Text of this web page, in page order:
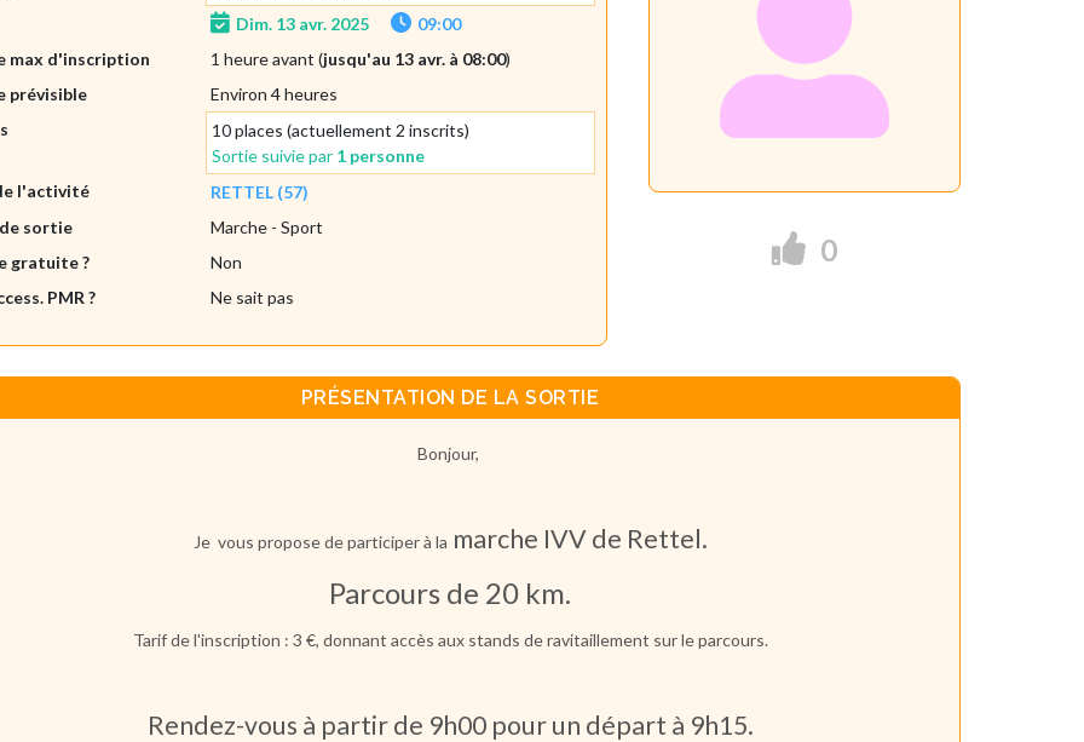
Dim. 13 avr. 2025
09:00
max d'inscription
1 heure avant (jusqu'au 13 avr. à 08:00)
prévisible
Environ 4 heures
10 places (actuellement 2 inscrits)
Sortie suivie par 1 personne
l'activité
RETTEL (57)
sortie
Marche - Sport
gratuite ?
Non
PMR ?
Ne sait pas
0
PRÉSENTATION DE LA SORTIE
Bonjour,
Je vous propose de participer à la marche IVV de Rettel.
Parcours de 20 km.
Tarif de l'inscription : 3 €, donnant accès aux stands de ravitaillement sur le parcours.
Rendez-vous à partir de 9h00 pour un départ à 9h15.